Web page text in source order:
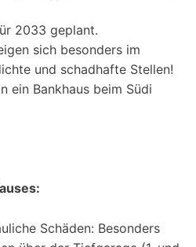
2033 geplant.
sich besonders im
und schadhafte Stellen!
ein Bankhaus beim Südi
Schäden: Besonders